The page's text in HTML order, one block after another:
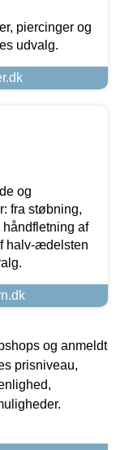
piercinger og
udvalg.
og
fra støbning,
af
halv-ædelsten
og anmeldt
prisniveau,